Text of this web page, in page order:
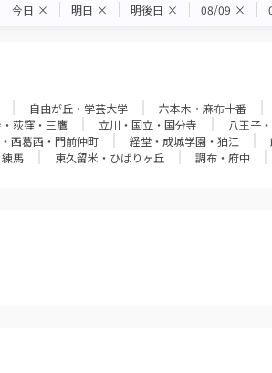
今日 × 明日 × 明後日 × 08/09 ×
自由が丘・学芸大学 六本木・麻布十番
荻窪・三鷹 立川・国立・国分寺 八王子
西葛西・門前仲町 経堂・成城学園・狛江
馬 東久留米・ひばりヶ丘 調布・府中